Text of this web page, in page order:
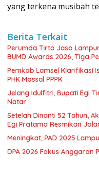
yang terkena musibah
Berita Terkait
Perumda Tirta Jasa
BUMD Awards 2026, Tiga
Pemkab Lamsel Klarifikasi
PHK Massal PPPK
Jelang Idulfitri, Bupati Egi
Natar
Setelah Dinanti 52 Tahun,
Egi Pratama Resmikan
Meningkat, PAD 2025
DPA 2026 Fokus Anggaran